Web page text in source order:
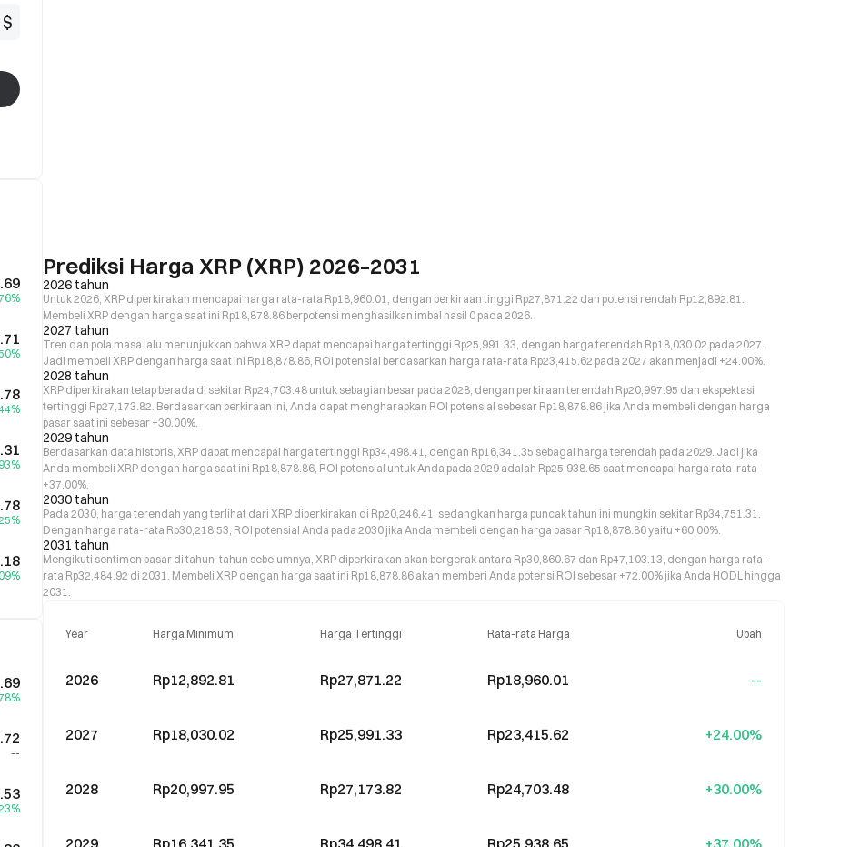
$
--
Prediksi Harga XRP (XRP) 2026–2031
2026 tahun
Untuk 2026, XRP diperkirakan mencapai harga rata-rata Rp18,960.01, dengan perkiraan tinggi Rp27,871.22 dan potensi rendah Rp12,892.81.
Membeli XRP dengan harga saat ini Rp18,878.86 berpotensi menghasilkan imbal hasil 0 pada 2026.
2027 tahun
Tren dan pola masa lalu menunjukkan bahwa XRP dapat mencapai harga tertinggi Rp25,991.33, dengan harga terendah Rp18,030.02 pada 2027.
Jadi membeli XRP dengan harga saat ini Rp18,878.86, ROI potensial berdasarkan harga rata-rata Rp23,415.62 pada 2027 akan menjadi +24.00%.
2028 tahun
XRP diperkirakan tetap berada di sekitar Rp24,703.48 untuk sebagian besar pada 2028, dengan perkiraan terendah Rp20,997.95 dan ekspektasi
tertinggi Rp27,173.82. Berdasarkan perkiraan ini, Anda dapat mengharapkan ROI potensial sebesar Rp18,878.86 jika Anda membeli dengan harga
pasar saat ini sebesar +30.00%.
2029 tahun
Berdasarkan data historis, XRP dapat mencapai harga tertinggi Rp34,498.41, dengan Rp16,341.35 sebagai harga terendah pada 2029. Jadi jika
Anda membeli XRP dengan harga saat ini Rp18,878.86, ROI potensial untuk Anda pada 2029 adalah Rp25,938.65 saat mencapai harga rata-rata
+37.00%.
2030 tahun
Pada 2030, harga terendah yang terlihat dari XRP diperkirakan di Rp20,246.41, sedangkan harga puncak tahun ini mungkin sekitar Rp34,751.31.
Dengan harga rata-rata Rp30,218.53, ROI potensial Anda pada 2030 jika Anda membeli dengan harga pasar Rp18,878.86 yaitu +60.00%.
2031 tahun
Mengikuti sentimen pasar di tahun-tahun sebelumnya, XRP diperkirakan akan bergerak antara Rp30,860.67 dan Rp47,103.13, dengan harga rata-
rata Rp32,484.92 di 2031. Membeli XRP dengan harga saat ini Rp18,878.86 akan memberi Anda potensi ROI sebesar +72.00% jika Anda HODL hingga
2031.
Year Harga Minimum Harga Tertinggi Rata-rata Harga Ubah
2026 Rp12,892.81 Rp27,871.22 Rp18,960.01 --
2027 Rp18,030.02 Rp25,991.33 Rp23,415.62 +24.00%
2028 Rp20,997.95 Rp27,173.82 Rp24,703.48 +30.00%
2029 Rp16,341.35 Rp34,498.41 Rp25,938.65 +37.00%